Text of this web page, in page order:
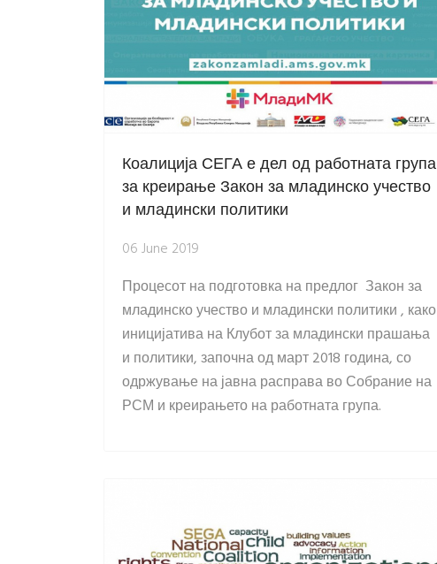
Коалиција СЕГА е дел од работната група
за креирање Закон за младинско учество
и младински политики
06 June 2019
Процесот на подготовка на предлог Закон за
младинско учество и младински политики , како
иницијатива на Клубот за младински прашања
и политики, започна од март 2018 година, со
одржување на јавна расправа во Собрание на
РСМ и креирањето на работната група.